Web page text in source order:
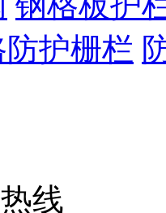
护栅栏
线